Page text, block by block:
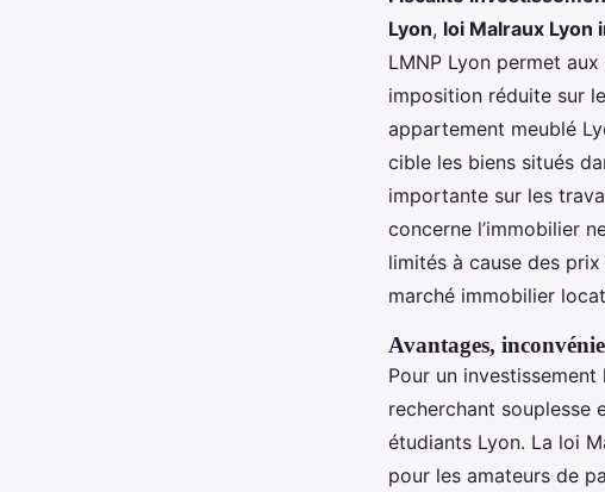
Lyon, loi Malraux Lyon
LMNP Lyon permet
imposition réduite sur
appartement meublé
cible les biens situés
importante sur les
concerne l’immobilier
limités à cause des
marché immobilier
Avantages,
Pour un
recherchant
étudiants Lyon. La loi
pour les amateurs de